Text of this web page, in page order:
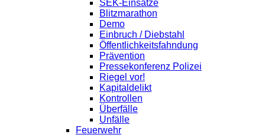
SEK-Einsätze
Blitzmarathon
Demo
Einbruch / Diebstahl
Öffentlichkeitsfahndung
Prävention
Pressekonferenz Polizei
Riegel vor!
Kapitaldelikt
Kontrollen
Überfälle
Unfälle
Feuerwehr